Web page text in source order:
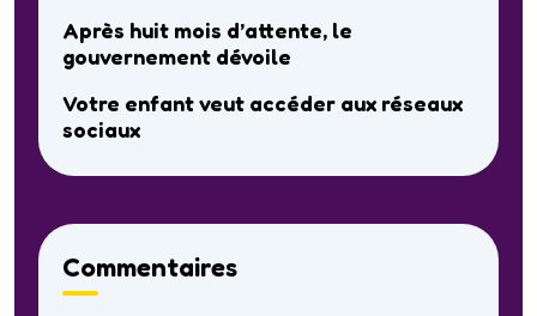
Après huit mois d’attente, le
gouvernement dévoile
Votre enfant veut accéder aux réseaux
sociaux
Commentaires